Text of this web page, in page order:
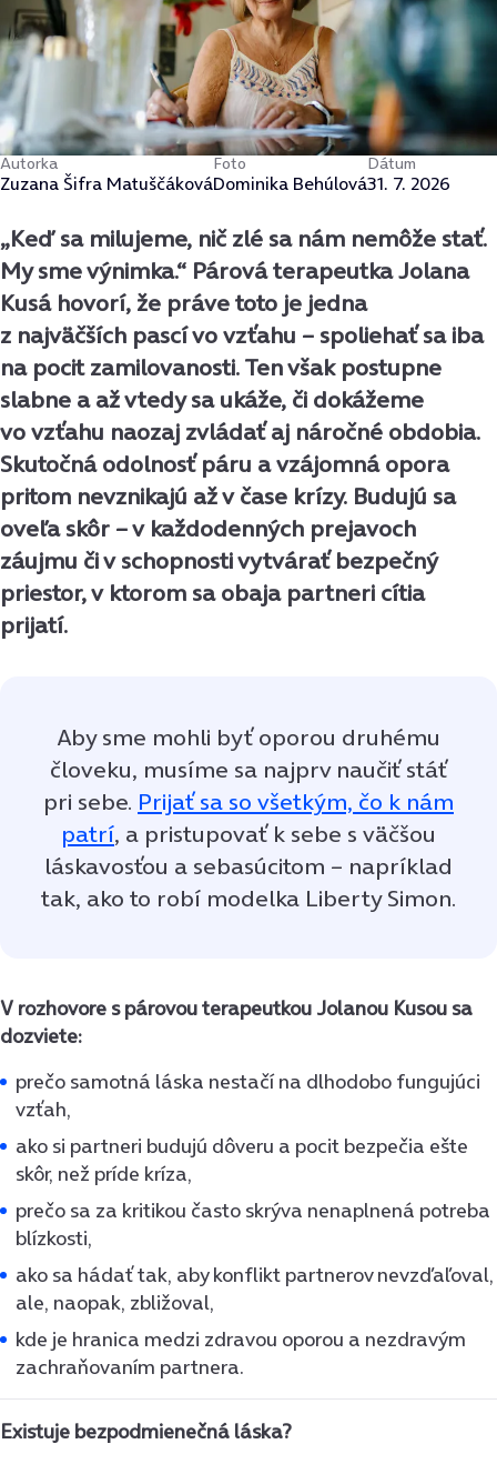
Autorka
Zuzana Šifra Matuščáková
Foto
Dominika Behúlová
Dátum
31. 7. 2026
„Keď sa milujeme, nič zlé sa nám nemôže stať.
My sme výnimka.“ Párová terapeutka Jolana
Kusá hovorí, že práve toto je jedna
z najväčších pascí vo vzťahu – spoliehať sa iba
na pocit zamilovanosti. Ten však postupne
slabne a až vtedy sa ukáže, či dokážeme
vo vzťahu naozaj zvládať aj náročné obdobia.
Skutočná odolnosť páru a vzájomná opora
pritom nevznikajú až v čase krízy. Budujú sa
oveľa skôr – v každodenných prejavoch
záujmu či v schopnosti vytvárať bezpečný
priestor, v ktorom sa obaja partneri cítia
prijatí.
Aby sme mohli byť oporou druhému
človeku, musíme sa najprv naučiť stáť
pri sebe. Prijať sa so všetkým, čo k nám
patrí, a pristupovať k sebe s väčšou
láskavosťou a sebasúcitom – napríklad
tak, ako to robí modelka Liberty Simon.
V rozhovore s párovou terapeutkou Jolanou Kusou sa
dozviete:
prečo samotná láska nestačí na dlhodobo fungujúci
vzťah,
ako si partneri budujú dôveru a pocit bezpečia ešte
skôr, než príde kríza,
prečo sa za kritikou často skrýva nenaplnená potreba
blízkosti,
ako sa hádať tak, aby konflikt partnerov nevzďaľoval,
ale, naopak, zbližoval,
kde je hranica medzi zdravou oporou a nezdravým
zachraňovaním partnera.
Existuje bezpodmienečná láska?